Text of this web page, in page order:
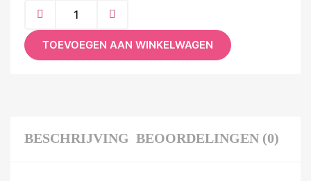
TOEVOEGEN AAN WINKELWAGEN
BESCHRIJVING BEOORDELINGEN (0)